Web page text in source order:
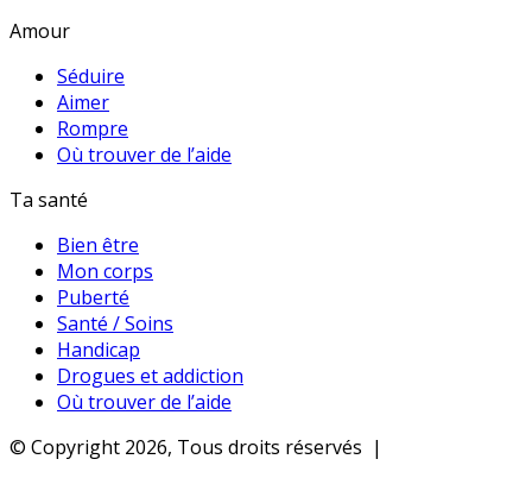
Amour
Séduire
Aimer
Rompre
Où trouver de l’aide
Ta santé
Bien être
Mon corps
Puberté
Santé / Soins
Handicap
Drogues et addiction
Où trouver de l’aide
© Copyright 2026, Tous droits réservés |